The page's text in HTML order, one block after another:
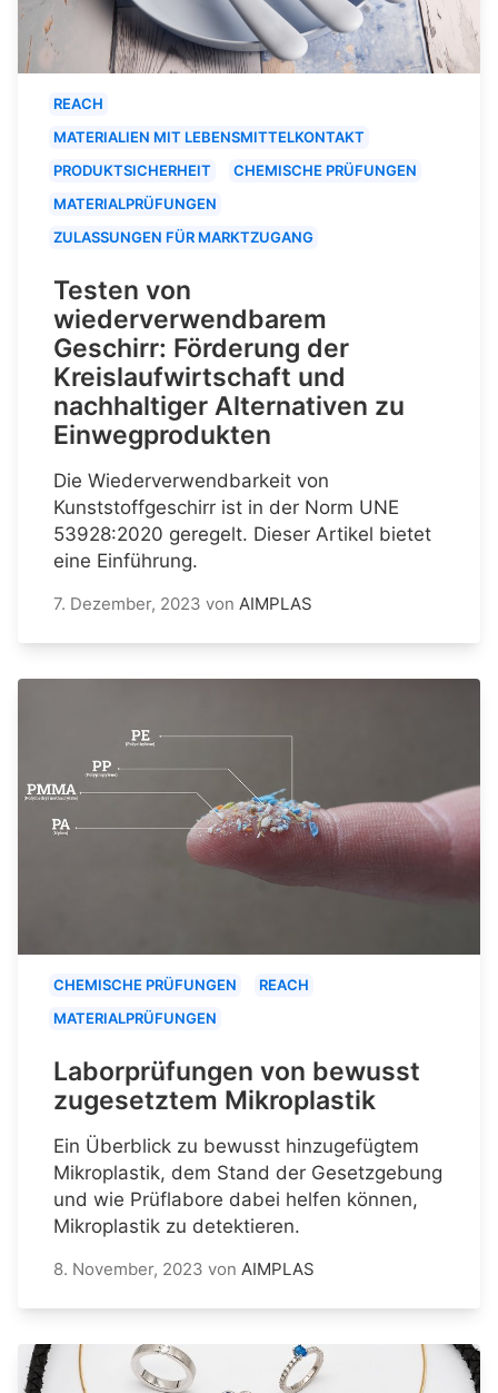
REACH
MATERIALIEN MIT LEBENSMITTELKONTAKT
PRODUKTSICHERHEIT
CHEMISCHE PRÜFUNGEN
MATERIALPRÜFUNGEN
ZULASSUNGEN FÜR MARKTZUGANG
Testen von
wiederverwendbarem
Geschirr: Förderung der
Kreislaufwirtschaft und
nachhaltiger Alternativen zu
Einwegprodukten
Die Wiederverwendbarkeit von
Kunststoffgeschirr ist in der Norm UNE
53928:2020 geregelt. Dieser Artikel bietet
eine Einführung.
7. Dezember, 2023 von AIMPLAS
CHEMISCHE PRÜFUNGEN
REACH
MATERIALPRÜFUNGEN
Laborprüfungen von bewusst
zugesetztem Mikroplastik
Ein Überblick zu bewusst hinzugefügtem
Mikroplastik, dem Stand der Gesetzgebung
und wie Prüflabore dabei helfen können,
Mikroplastik zu detektieren.
8. November, 2023 von AIMPLAS